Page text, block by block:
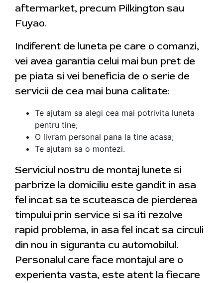
aftermarket, precum Pilkington sau
Fuyao.
Indiferent de luneta pe care o comanzi,
vei avea garantia celui mai bun pret de
pe piata si vei beneficia de o serie de
servicii de cea mai buna calitate:
Te ajutam sa alegi cea mai potrivita luneta
pentru tine;
O livram personal pana la tine acasa;
Te ajutam sa o montezi.
Serviciul nostru de montaj lunete si
parbrize la domiciliu este gandit in asa
fel incat sa te scuteasca de pierderea
timpului prin service si sa iti rezolve
rapid problema, in asa fel incat sa circuli
din nou in siguranta cu automobilul.
Personalul care face montajul are o
experienta vasta, este atent la fiecare